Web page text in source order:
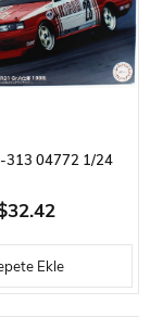
313 04772 1/24
NISSAN RICOH
R (R31 GR.A
ARABASI
Ekle